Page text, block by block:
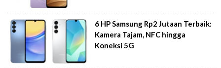
6 HP Samsung Rp2 Jutaan Terbaik:
Kamera Tajam, NFC hingga
Koneksi 5G